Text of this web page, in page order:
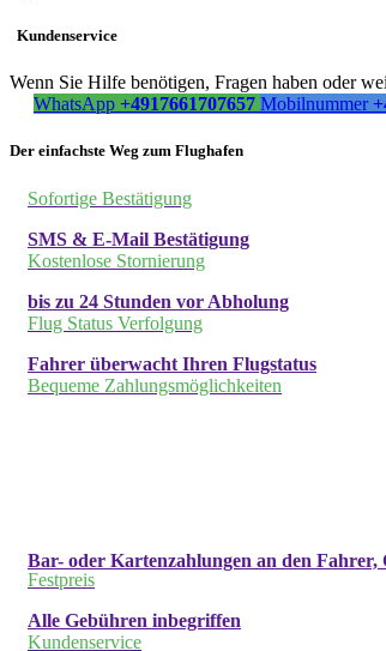
Kundenservice
Wenn Sie Hilfe benötigen, Fragen haben oder
WhatsApp +4917661707657 Mobilnummer
Der einfachste Weg zum Flughafen
Sofortige Bestätigung
SMS & E-Mail Bestätigung
Kostenlose Stornierung
bis zu 24 Stunden vor Abholung
Flug Status Verfolgung
Fahrer überwacht Ihren Flugstatus
Bequeme Zahlungsmöglichkeiten
Bar- oder Kartenzahlungen an den
Festpreis
Alle Gebühren inbegriffen
Kundenservice